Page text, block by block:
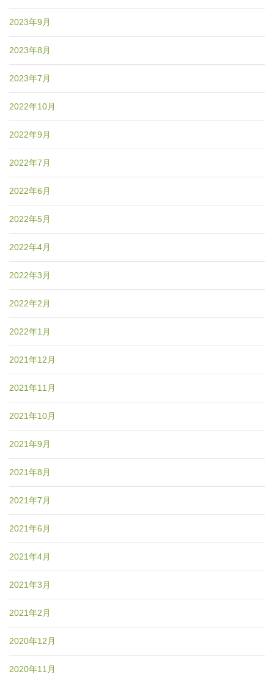
2023年9月
2023年8月
2023年7月
2022年10月
2022年9月
2022年7月
2022年6月
2022年5月
2022年4月
2022年3月
2022年2月
2022年1月
2021年12月
2021年11月
2021年10月
2021年9月
2021年8月
2021年7月
2021年6月
2021年4月
2021年3月
2021年2月
2020年12月
2020年11月